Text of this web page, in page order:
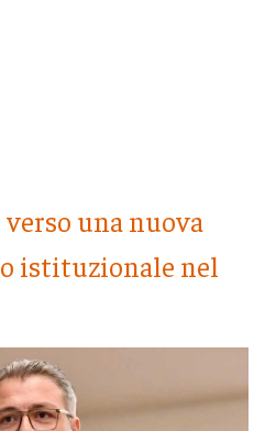
una nuova
istituzionale nel